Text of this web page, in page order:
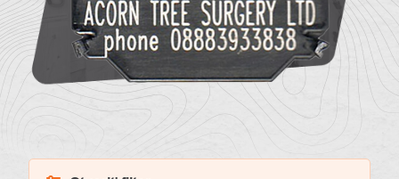
O
nás